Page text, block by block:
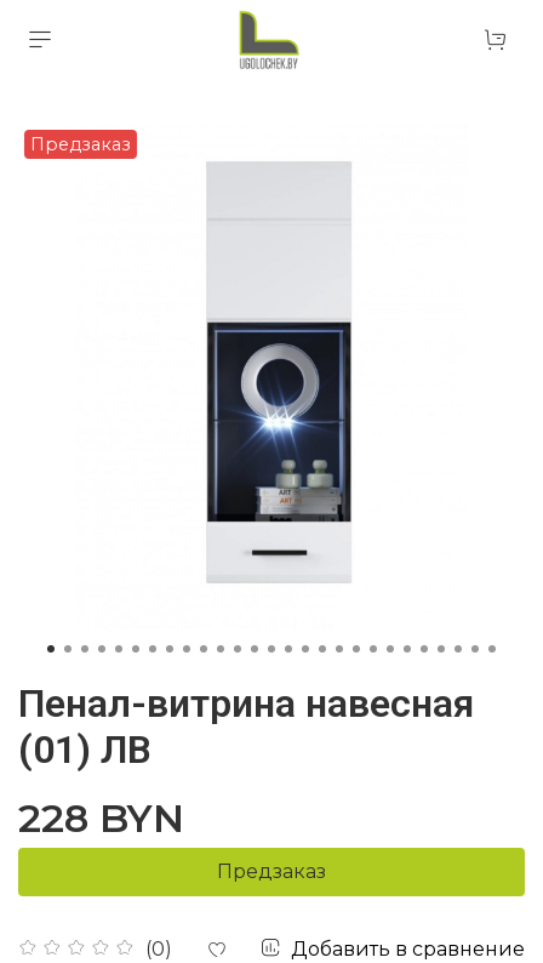
Предзаказ
Пенал-витрина навесная
(01) ЛВ
(0) Добавить в сравнение
228 BYN
Предзаказ